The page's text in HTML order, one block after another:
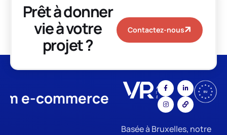
Prêt à donner
vie à votre
projet ?
Contactez-nous
App Development
Basée à Bruxelles, notre